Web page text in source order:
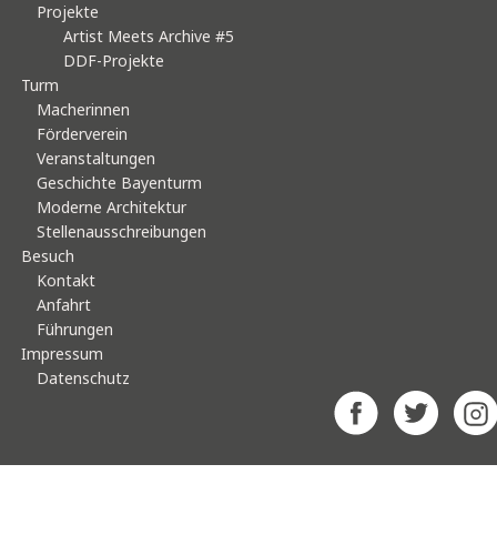
Projekte
Artist Meets Archive #5
DDF-Projekte
Turm
Macherinnen
Förderverein
Veranstaltungen
Geschichte Bayenturm
Moderne Architektur
Stellenausschreibungen
Besuch
Kontakt
Anfahrt
Führungen
Impressum
Datenschutz